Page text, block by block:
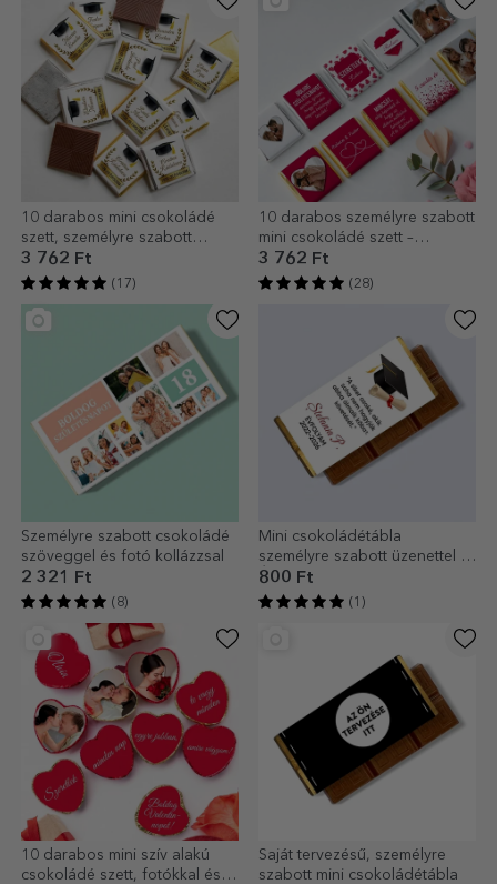
10 darabos mini csokoládé
szett, személyre szabott
szöveggel a diplomások
számára
3 762 Ft
(17)
10 darabos személyre szabott
mini csokoládé szett –
Szeretlek!
3 762 Ft
(28)
Személyre szabott csokoládé
szöveggel és fotó kollázzsal
2 321 Ft
(8)
Mini csokoládétábla
személyre szabott üzenettel –
Érettségi
800 Ft
(1)
10 darabos mini szív alakú
csokoládé szett, fotókkal és
Saját tervezésű, személyre
szabott mini csokoládétábla